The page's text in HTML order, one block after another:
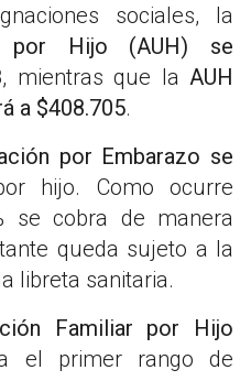
sociales, la
por Hijo (AUH) se
, mientras que la AUH
a $408.705.
por Embarazo se
hijo. Como ocurre
se cobra de manera
queda sujeto a la
libreta sanitaria.
Familiar por Hijo
el primer rango de